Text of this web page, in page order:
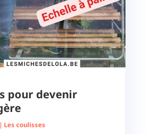
pour devenir
Les coulisses